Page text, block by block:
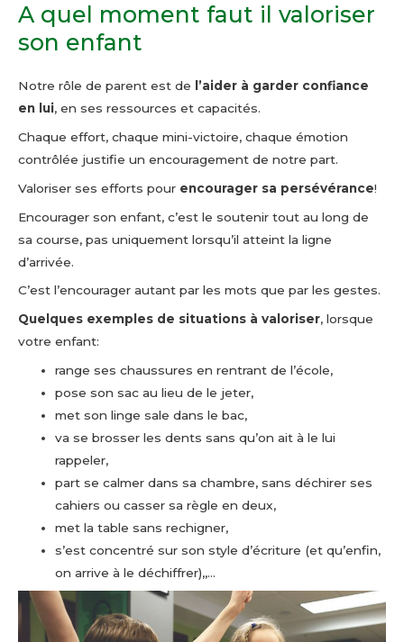
A quel moment faut il valoriser
son enfant
Notre rôle de parent est de
l’aider à garder confiance
en lui, en ses ressources et capacités.
Chaque effort, chaque mini-victoire, chaque émotion
contrôlée justifie un encouragement de notre part.
Valoriser ses efforts pour encourager sa persévérance!
Encourager son enfant, c’est le soutenir tout au long de
sa course, pas uniquement lorsqu’il atteint la ligne
d’arrivée.
C’est l’encourager autant par les mots que par les gestes.
Quelques exemples de situations à valoriser, lorsque
votre enfant:
range ses chaussures en rentrant de l’école,
pose son sac au lieu de le jeter,
met son linge sale dans le bac,
va se brosser les dents sans qu’on ait à le lui
rappeler,
part se calmer dans sa chambre, sans déchirer ses
cahiers ou casser sa règle en deux,
met la table sans rechigner,
s’est concentré sur son style d’écriture (et qu’enfin,
on arrive à le déchiffrer),,…